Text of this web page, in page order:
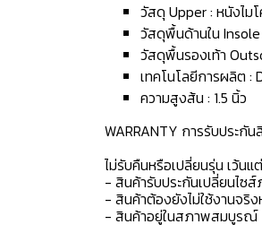
วัสดุ Upper : หนังไม
วัสดุพื้นด้านใน
วัสดุพื้นรองเท้า
เทคโนโลยีการผลิต :
ความสูงส้น : 1.5 นิ้ว
WARRANTY การรับประกัน
ไม่รับคืนหรือเปลี่ยนรุ่น เว้น
- สินค้ารับประกันเปลี่ยนไซ
- สินค้าต้องยังไม่ใช้งานจริ
- สินค้าอยู่ในสภาพสมบูรณ์